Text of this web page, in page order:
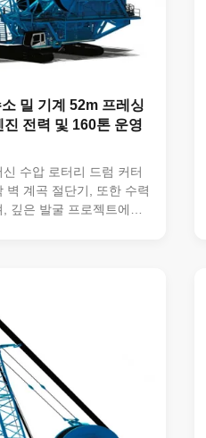
밀 기계 52m 프레싱
전력 및 160톤 운영
수압 로터리 드럼 커터
벽 계곡 절단기, 또한 수력
깊은 발굴 프로젝트에서
하 구조물을 지원하기 위
적인 받침 벽이 필요한 토
수적입니다. 주요 사양 •
• 엔진 전력: 571 kW• 밀링
(70미터까지 확장 할 수
재다능한 도구 호환성을